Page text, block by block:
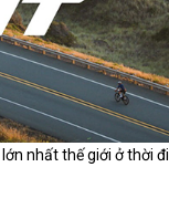
nhất thế giới ở thời